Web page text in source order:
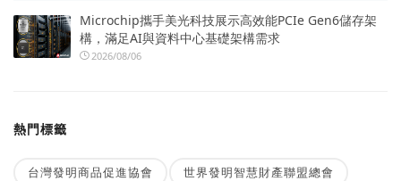
Microchip攜手美光科技展示高效能PCIe Gen6儲存架
構，滿足AI與資料中心基礎架構需求
2026/08/06
熱門標籤
台灣發明商品促進協會 世界發明智慧財產聯盟總會